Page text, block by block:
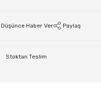
Düşünce Haber Ver Paylaş
Stoktan Teslim